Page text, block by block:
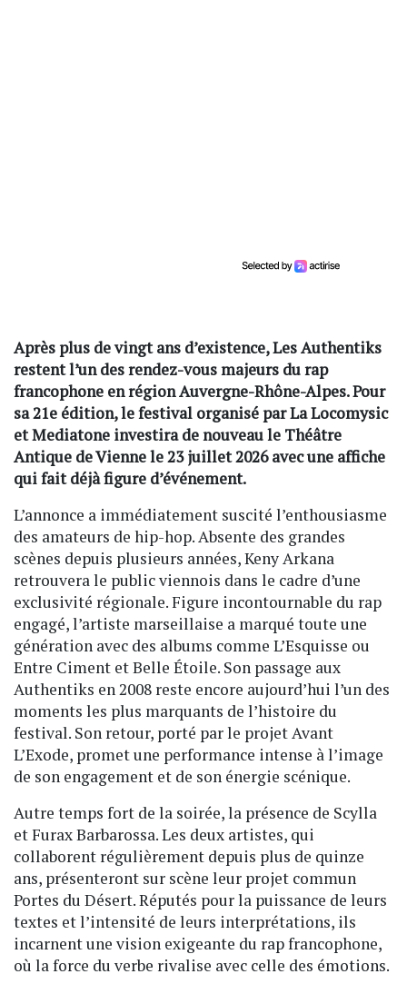
Après plus de vingt ans d’existence, Les Authentiks
restent l’un des rendez-vous majeurs du rap
francophone en région Auvergne-Rhône-Alpes. Pour
sa 21e édition, le festival organisé par La Locomysic
et Mediatone investira de nouveau le Théâtre
Antique de Vienne le 23 juillet 2026 avec une affiche
qui fait déjà figure d’événement.
L’annonce a immédiatement suscité l’enthousiasme
des amateurs de hip-hop. Absente des grandes
scènes depuis plusieurs années, Keny Arkana
retrouvera le public viennois dans le cadre d’une
exclusivité régionale. Figure incontournable du rap
engagé, l’artiste marseillaise a marqué toute une
génération avec des albums comme L’Esquisse ou
Entre Ciment et Belle Étoile. Son passage aux
Authentiks en 2008 reste encore aujourd’hui l’un des
moments les plus marquants de l’histoire du
festival. Son retour, porté par le projet Avant
L’Exode, promet une performance intense à l’image
de son engagement et de son énergie scénique.
Autre temps fort de la soirée, la présence de Scylla
et Furax Barbarossa. Les deux artistes, qui
collaborent régulièrement depuis plus de quinze
ans, présenteront sur scène leur projet commun
Portes du Désert. Réputés pour la puissance de leurs
textes et l’intensité de leurs interprétations, ils
incarnent une vision exigeante du rap francophone,
où la force du verbe rivalise avec celle des émotions.